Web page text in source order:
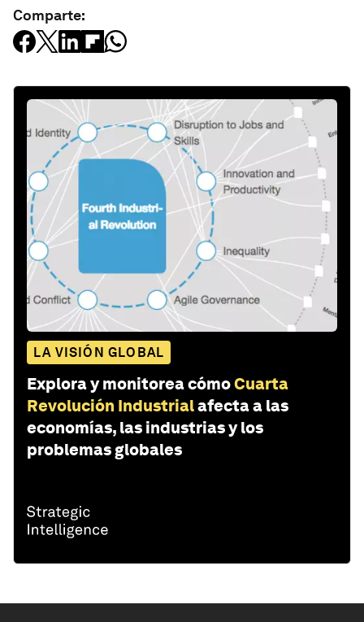
Comparte:
LA VISIÓN GLOBAL
Explora y monitorea cómoCuarta
Revolución Industrialafecta a las
economías, las industrias y los
problemas globales